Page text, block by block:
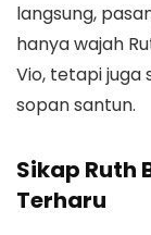
langsung,
hanya wajah
Vio, tetapi juga
sopan santun.
Sikap Ruth
Terharu